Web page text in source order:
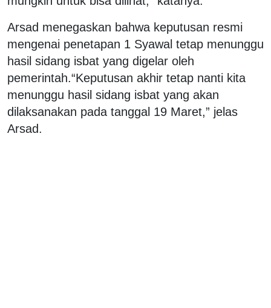
Arsad menegaskan bahwa keputusan resmi
mengenai penetapan 1 Syawal tetap menunggu
hasil sidang isbat yang digelar oleh
pemerintah.“Keputusan akhir tetap nanti kita
menunggu hasil sidang isbat yang akan
dilaksanakan pada tanggal 19 Maret,” jelas
Arsad.